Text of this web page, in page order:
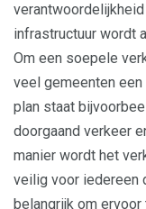
infrastructuur wordt
Om een soepele
veel gemeenten een
plan staat
doorgaand verkeer
manier wordt het
veilig voor iedereen
belangrijk om